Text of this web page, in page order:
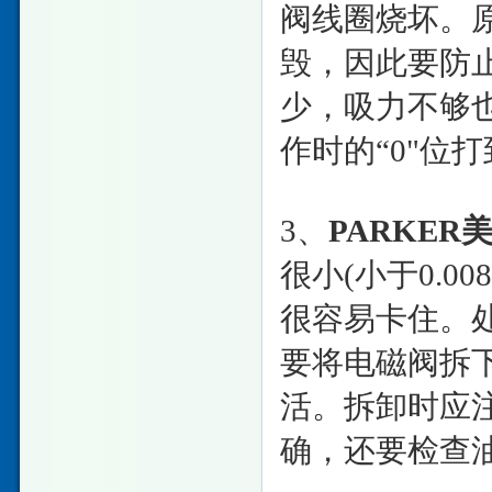
阀线圈烧坏。
毁，因此要防
少，吸力不够
作时的“0"位
3、 PARKER
很小(小于
很容易卡住。
要将电磁阀拆
活。拆卸时应
确，还要检查